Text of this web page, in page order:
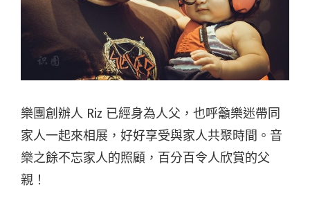
樂團創辦人 Riz 已經身為人父，也呼籲樂迷帶同
家人一起來相展，好好享受與家人共聚時間。音
樂之餘不忘家人的照顧，百分百令人欣賞的父
親！